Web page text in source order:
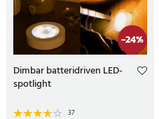
-24%
Dimbar batteridriven LED-
spotlight
37